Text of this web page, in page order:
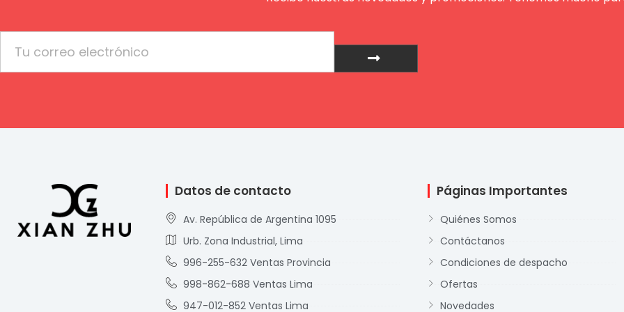
Enviar
Datos de contacto
Av. República de Argentina 1095
Urb. Zona Industrial, Lima
996-255-632 Ventas Provincia
998-862-688 Ventas Lima
947-012-852 Ventas Lima
Páginas Importantes
Quiénes Somos
Contáctanos
Condiciones de despacho
Ofertas
Novedades